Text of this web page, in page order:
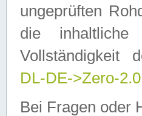
ungeprüften
die inhaltliche
Vollständigkeit
DL-DE->Zero-2.0
Bei Fragen oder